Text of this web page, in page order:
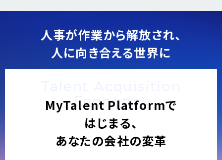
u
s
人事が作業から解放され、
人に向き合える世界に
Economy.
MyTalent Platformで
はじまる、
あなたの会社の変革